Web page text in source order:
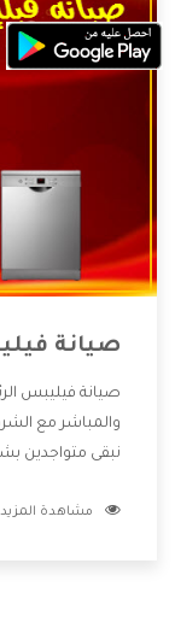
صيانة
صيانة فيليبس
والمباشر مع
نبقى متواجدين
الشركة بها والتى
مشاهدة المزيد